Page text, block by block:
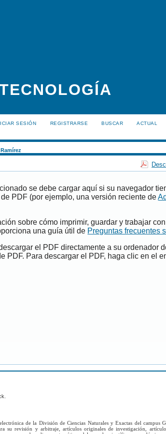
SESIÓN REGISTRARSE BUSCAR ACTUAL
se debe cargar aquí si su navegador
PDF (por ejemplo, una versión reciente de
sobre cómo imprimir, guardar y trabajar
una guía útil de Preguntas frecuentes
el PDF directamente a su ordenador
PDF. Para descargar el PDF, haga clic en el
electrónica de la División de Ciencias Naturales y Exactas del campus
su revisión y arbitraje, artículos originales de investigación,